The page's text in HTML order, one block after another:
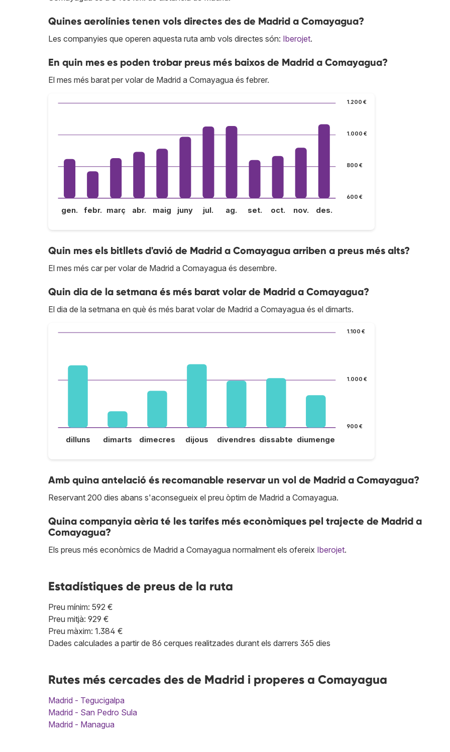
Quines aerolínies tenen vols directes des de Madrid a Comayagua?
Les companyies que operen aquesta ruta amb vols directes són: Iberojet.
En quin mes es poden trobar preus més baixos de Madrid a Comayagua?
El mes més barat per volar de Madrid a Comayagua és febrer.
600 €
800 €
1.000 €
1.200 €
gen. febr. març abr. maig juny jul. ag. set. oct. nov. des.
Quin mes els bitllets d'avió de Madrid a Comayagua arriben a preus més alts?
El mes més car per volar de Madrid a Comayagua és desembre.
Quin dia de la setmana és més barat volar de Madrid a Comayagua?
El dia de la setmana en què és més barat volar de Madrid a Comayagua és el dimarts.
900 €
1.000 €
1.100 €
dilluns dimarts dimecres dijous divendres dissabte diumenge
Amb quina antelació és recomanable reservar un vol de Madrid a Comayagua?
Reservant 200 dies abans s'aconsegueix el preu òptim de Madrid a Comayagua.
Quina companyia aèria té les tarifes més econòmiques pel trajecte de Madrid a
Comayagua?
Els preus més econòmics de Madrid a Comayagua normalment els ofereix Iberojet.
Estadístiques de preus de la ruta
Preu mínim: 592 €
Preu mitjà: 929 €
Preu màxim: 1.384 €
Dades calculades a partir de 86 cerques realitzades durant els darrers 365 dies
Rutes més cercades des de Madrid i properes a Comayagua
Madrid - Tegucigalpa
Madrid - San Pedro Sula
Madrid - Managua